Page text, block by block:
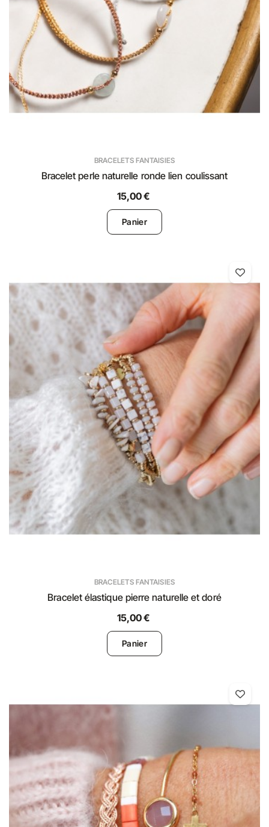
BRACELETS FANTAISIES
Bracelet perle naturelle ronde lien coulissant
15,00 €
Panier
BRACELETS FANTAISIES
Bracelet élastique pierre naturelle et doré
15,00 €
Panier